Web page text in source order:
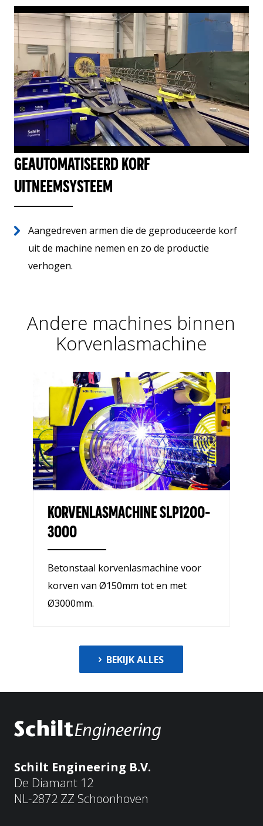
GEAUTOMATISEERD KORF
UITNEEMSYSTEEM
Aangedreven armen die de geproduceerde korf
uit de machine nemen en zo de productie
verhogen.
Andere machines binnen
Korvenlasmachine
KORVENLASMACHINE SLP1200-
3000
Betonstaal korvenlasmachine voor
korven van Ø150mm tot en met
Ø3000mm.
BEKIJK ALLES
Schilt Engineering B.V.
De Diamant 12
NL-2872 ZZ Schoonhoven